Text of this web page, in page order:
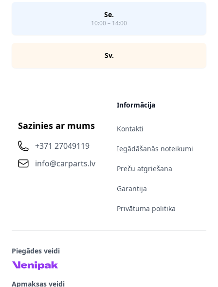
Se.
10:00 – 14:00
Sv.
Sazinies ar mums
+371 27049119
info@carparts.lv
Informācija
Kontakti
Iegādāšanās noteikumi
Preču atgriešana
Garantija
Privātuma politika
Piegādes veidi
Apmaksas veidi